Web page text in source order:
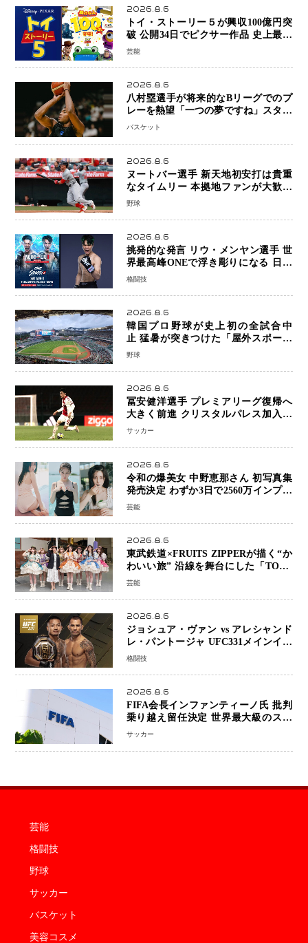
2026.8.6
トイ・ストーリー５が興収100億円突
破 公開34日でピクサー作品 史上最速
日本歴代シリーズ最高更新も目前
芸能
2026.8.6
八村塁選手が将来的なBリーグでのプ
レーを熱望「一つの夢ですね」スター
帰還がリーグ価値を押し上げる可能性
バスケット
2026.8.6
ヌートバー選手 新天地初安打は貴重
なタイムリー 本拠地ファンが大歓声
笑顔で歓喜
野球
2026.8.6
挑発的な発言 リウ・メンヤン選手 世
界最高峰ONEで浮き彫りになる 日本
キックボクシングが直面する“技術
格闘技
2026.8.6
韓国プロ野球が史上初の全試合中
止 猛暑が突きつけた「屋外スポーツ
の限界」 日本発のドーム型施設時代
野球
2026.8.6
冨安健洋選手 プレミアリーグ復帰へ
大きく前進 クリスタルパレス加入目
前 メディカルチェックも通過
サッカー
2026.8.6
令和の爆美女 中野恵那さん 初写真集
発売決定 わずか3日で2560万インプレ
ッションを記録した話題の美貌を凝縮
芸能
2026.8.6
東武鉄道×FRUITS ZIPPERが描く“か
わいい旅” 沿線を舞台にした「TOBU
KAWAII PROJECT」が開幕
芸能
2026.8.6
ジョシュア・ヴァン vs アレシャンド
レ・パントージャ UFC331メインイベ
ントで再戦決定 「完全決着」に世界
格闘技
2026.8.6
FIFA会長インファンティーノ氏 批判
乗り越え留任決定 世界最大級のスポ
ーツ組織を支える「権威」は揺るがず
サッカー
芸能
格闘技
野球
サッカー
バスケット
美容コスメ